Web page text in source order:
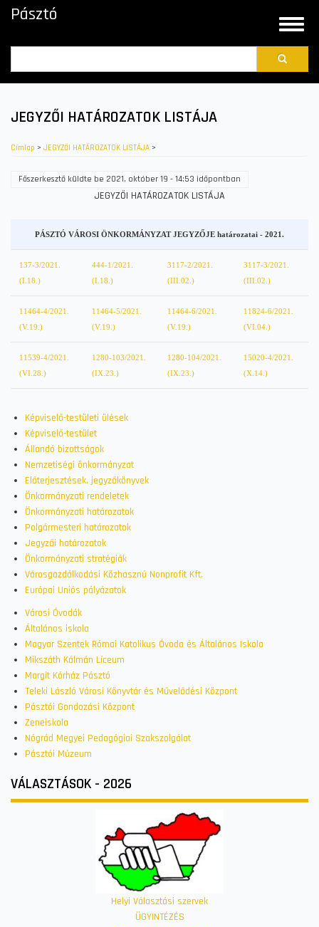
Ugrás
Toggle
Pásztó
JEGYZŐI HATÁROZATOK LISTÁJA
Címlap > JEGYZŐI HATÁROZATOK LISTÁJA >
Főszerkesztő küldte be 2021, október 19 - 14:53 időpontban
JEGYZŐI HATÁROZATOK LISTÁJA
PÁSZTÓ VÁROSI ÖNKORMÁNYZAT JEGYZŐJE határozatai - 2021.
137-3/2021.
(I.18.)
444-1/2021.
(I.18.)
3117-2/2021.
(III.02.)
3117-3/2021.
(III.02.)
11464-4/2021.
(V.19.)
11464-5/2021.
(V.19.)
11464-6/2021.
(V.19.)
11824-6/2021.
(VI.04.)
11539-4/2021.
(VI.28.)
1280-103/2021.
(IX.23.)
1280-104/2021.
(IX.23.)
15020-4/2021.
(X.14.)
Képviselő-testületi ülések
Képviselő-testület
Állandó bizottságok
Nemzetiségi önkormányzat
Előterjesztések, jegyzőkönyvek
Önkormányzati rendeletek
Önkormányzati határozatok
Polgármesteri határozatok
Jegyzői határozatok
Önkormányzati stratégiák
Városgazdálkodási Közhasznú Nonprofit Kft.
Európai Uniós pályázatok
Városi Óvodák
Általános iskola
Magyar Szentek Római Katolikus Óvoda és Általános Iskola
Mikszáth Kálmán Líceum
Margit Kórház Pásztó
Teleki László Városi Könyvtár és Művelődési Központ
Pásztói Gondozási Központ
Zeneiskola
Nógrád Megyei Pedagógiai Szakszolgálat
Pásztói Múzeum
VÁLASZTÁSOK - 2026
Helyi Választási szervek
ÜGYINTÉZÉS